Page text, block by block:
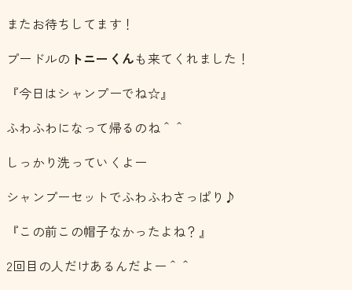
またお待ちしてます！
プードルの トニーくんも来てくれました！
『今日はシャンプーでね☆』
ふわふわになって帰るのね＾＾
しっかり洗っていくよー
シャンプーセットでふわふわさっぱり♪
『この前この帽子なかったよね？』
2回目の人だけあるんだよー＾＾